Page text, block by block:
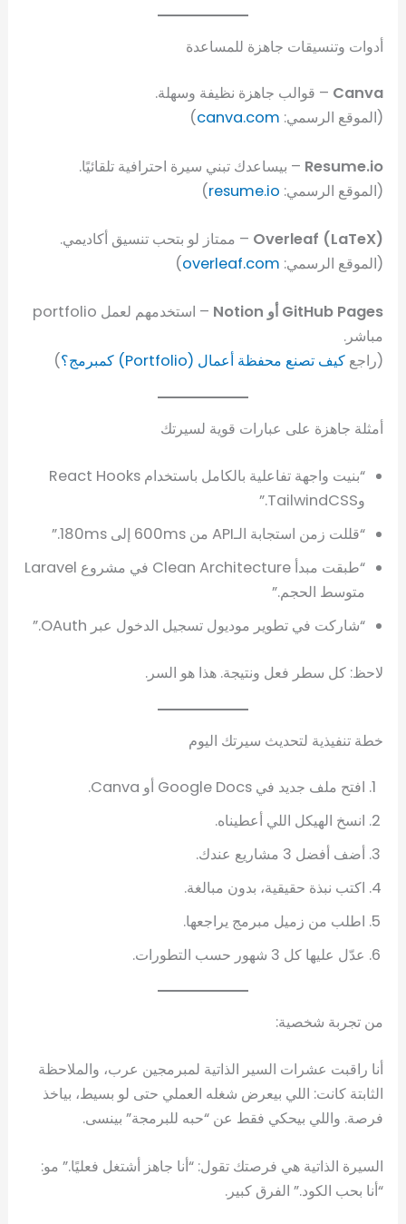
أدوات وتنسيقات جاهزة للمساعدة
Canva – قوالب جاهزة نظيفة وسهلة.
(الموقع الرسمي: canva.com
)
Resume.io – بيساعدك تبني سيرة احترافية تلقائيًا.
(الموقع الرسمي: resume.io
)
Overleaf (LaTeX) – ممتاز لو بتحب تنسيق أكاديمي.
(الموقع الرسمي: overleaf.com
)
GitHub Pages أو Notion
– استخدمهم لعمل portfolio
مباشر.
(راجعكيف تصنع محفظة أعمال (Portfolio) كمبرمج؟ )
أمثلة جاهزة على عبارات قوية لسيرتك
“بنيت واجهة تفاعلية بالكامل باستخدام React Hooks
وTailwindCSS.”
“قللت زمن استجابة الـAPI من 600ms إلى 180ms.”
“طبقت مبدأ Clean Architecture في مشروع Laravel
متوسط الحجم.”
“شاركت في تطوير موديول تسجيل الدخول عبر OAuth.”
لاحظ: كل سطر فعل ونتيجة. هذا هو السر.
خطة تنفيذية لتحديث سيرتك اليوم
افتح ملف جديد في Google Docs أو Canva.
انسخ الهيكل اللي أعطيناه.
أضف أفضل 3 مشاريع عندك.
اكتب نبذة حقيقية، بدون مبالغة.
اطلب من زميل مبرمج يراجعها.
عدّل عليها كل 3 شهور حسب التطورات.
من تجربة شخصية:
أنا راقبت عشرات السير الذاتية لمبرمجين عرب، والملاحظة
الثابتة كانت: اللي بيعرض شغله العملي حتى لو بسيط، بياخذ
فرصة. واللي بيحكي فقط عن “حبه للبرمجة” بينسى.
السيرة الذاتية هي فرصتك تقول: “أنا جاهز أشتغل فعليًا.” مو:
“أنا بحب الكود.” الفرق كبير.